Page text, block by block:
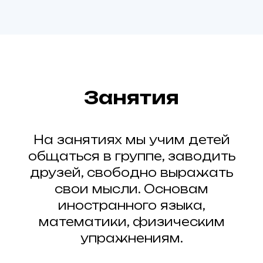
Занятия
На занятиях мы учим детей
общаться в группе, заводить
друзей, свободно выражать
свои мысли. Основам
иностранного языка,
математики, физическим
упражнениям.